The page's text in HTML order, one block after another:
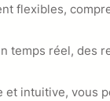
flexibles,
temps réel,
et intuitive,